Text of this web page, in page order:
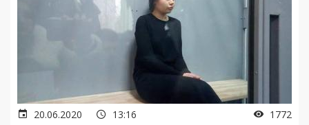
20.06.2020 13:16 1772